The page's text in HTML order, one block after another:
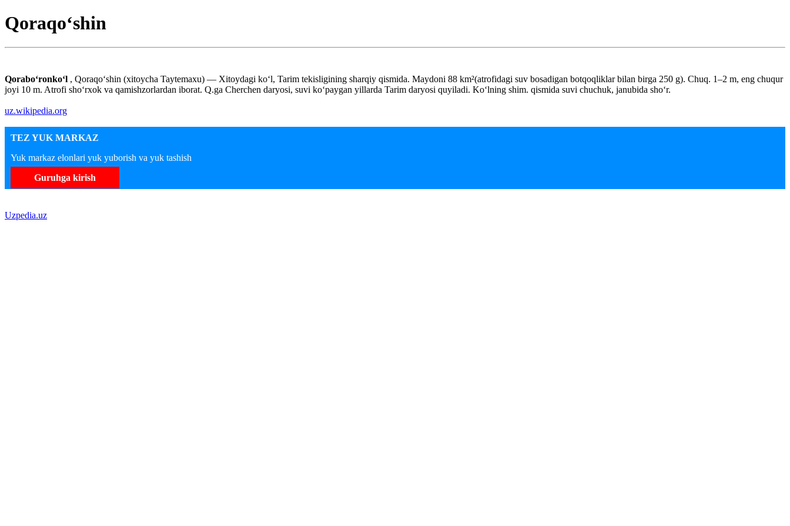
Qoraqo‘shin
Qoraboʻronkoʻl , Qoraqoʻshin (xitoycha Taytemaxu) — Xitoydagi koʻl, Tarim tekisligining sharqiy qismida. Maydoni 88 km²(atrofidagi suv bosadigan botqoqliklar bilan birga 250 g). Chuq. 1–2 m, eng chuqur
joyi 10 m. Atrofi shoʻrxok va qamishzorlardan iborat. Q.ga Cherchen daryosi, suvi koʻpaygan yillarda Tarim daryosi quyiladi. Koʻlning shim. qismida suvi chuchuk, janubida shoʻr.
uz.wikipedia.org
TEZ YUK MARKAZ
Yuk markaz elonlari yuk yuborish va yuk tashish
Guruhga kirish
Uzpedia.uz